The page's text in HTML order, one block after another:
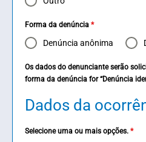
Forma da denúncia *
Denúncia anônima
Os dados do denunciante serão
forma da denúncia for “Denúncia
Dados da
Selecione uma ou mais opções. *